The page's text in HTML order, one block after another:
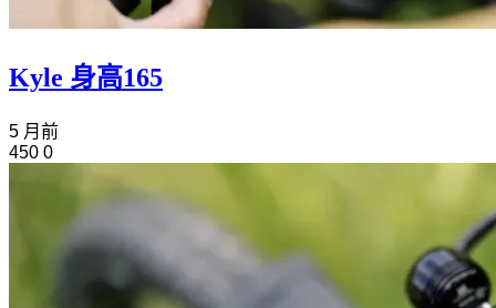
Kyle 身高165
5 月前
450 0